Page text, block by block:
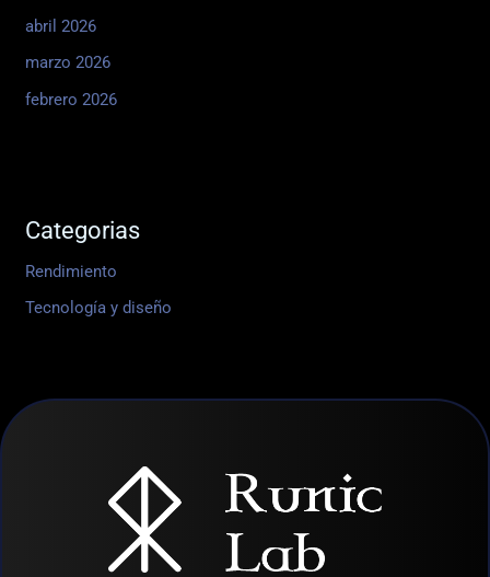
abril 2026
marzo 2026
febrero 2026
Categorias
Rendimiento
Tecnología y diseño